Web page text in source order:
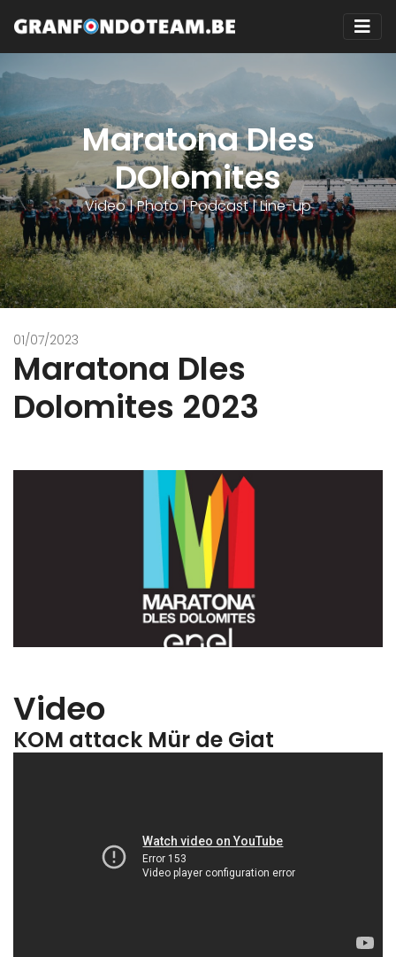
Maratona Dles
DOlomites
Video | Photo | Podcast | Line-up
01/07/2023
Maratona Dles
Dolomites 2023
Video
KOM attack Mür de Giat